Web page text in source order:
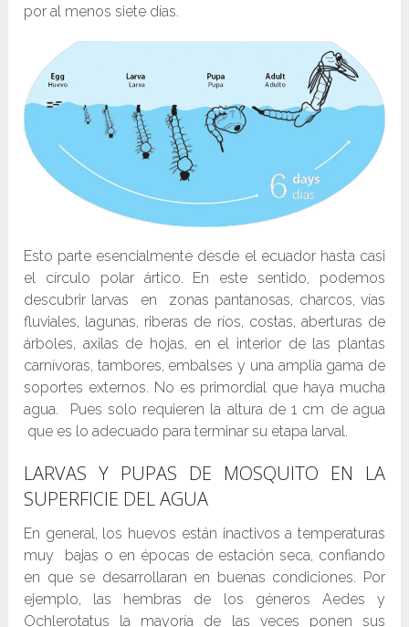
por al menos siete días.
Esto parte esencialmente desde el ecuador hasta casi
el círculo polar ártico. En este sentido, podemos
descubrir larvas en zonas pantanosas, charcos, vías
fluviales, lagunas, riberas de ríos, costas, aberturas de
árboles, axilas de hojas, en el interior de las plantas
carnívoras, tambores, embalses y una amplia gama de
soportes externos. No es primordial que haya mucha
agua. Pues solo requieren la altura de 1 cm de agua
que es lo adecuado para terminar su etapa larval.
LARVAS Y PUPAS DE MOSQUITO EN LA
SUPERFICIE DEL AGUA
En general, los huevos están inactivos a temperaturas
muy bajas o en épocas de estación seca, confiando
en que se desarrollaran en buenas condiciones. Por
ejemplo, las hembras de los géneros Aedes y
Ochlerotatus la mayoría de las veces ponen sus